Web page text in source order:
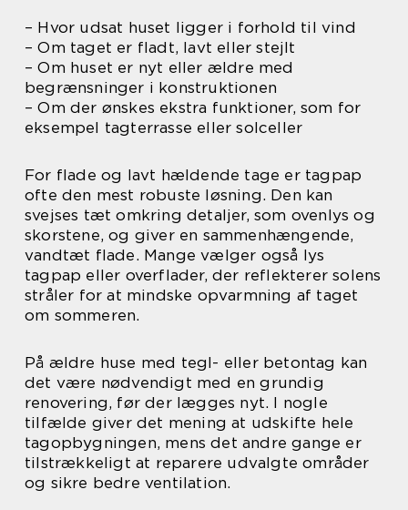
– Hvor udsat huset ligger i forhold til vind
– Om taget er fladt, lavt eller stejlt
– Om huset er nyt eller ældre med
begrænsninger i konstruktionen
– Om der ønskes ekstra funktioner, som for
eksempel tagterrasse eller solceller
For flade og lavt hældende tage er tagpap
ofte den mest robuste løsning. Den kan
svejses tæt omkring detaljer, som ovenlys og
skorstene, og giver en sammenhængende,
vandtæt flade. Mange vælger også lys
tagpap eller overflader, der reflekterer solens
stråler for at mindske opvarmning af taget
om sommeren.
På ældre huse med tegl- eller betontag kan
det være nødvendigt med en grundig
renovering, før der lægges nyt. I nogle
tilfælde giver det mening at udskifte hele
tagopbygningen, mens det andre gange er
tilstrækkeligt at reparere udvalgte områder
og sikre bedre ventilation.